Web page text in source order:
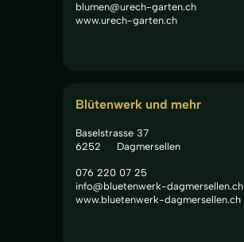
blumen@urech-garten.ch
www.urech-garten.ch
Blütenwerk und mehr
Baselstrasse 37
6252
Dagmersellen
076 220 07 25
info@bluetenwerk-dagmersellen.ch
www.bluetenwerk-dagmersellen.ch